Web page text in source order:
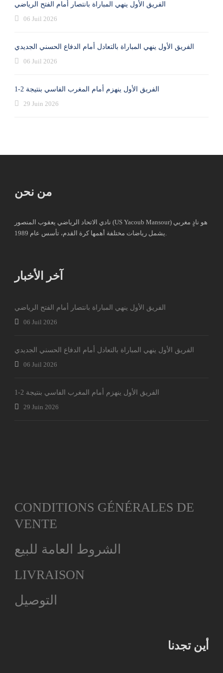
الفريق الأول ينهي المباراة بانتصار أمام الفتح الرياضي
06 Juil 2026
الفريق الأول ينهي المباراة بالتعادل أمام الدفاع الحسني الجديدي
06 Juil 2026
الفريق الأول ينهزم أمام المغرب الفاسي بنتيجة 2-1
29 Juin 2026
من نحن
نادي الاتحاد الرياضي يعقوب المنصور (US Yacoub Mansour) هو نادٍ مغربي
يشمل رياضات مختلفة أهمها كرة القدم، تأسس عام 1989.
آخر الأخبار
الفريق الأول ينهي المباراة بانتصار أمام الفتح الرياضي
06 Juil 2026
الفريق الأول ينهي المباراة بالتعادل أمام الدفاع الحسني الجديدي
06 Juil 2026
الفريق الأول ينهزم أمام المغرب الفاسي بنتيجة 2-1
29 Juin 2026
CONDITIONS GÉNÉRALES DE
VENTE
الشروط العامة للبيع
LIVRAISON
التوصيل
أين تجدنا